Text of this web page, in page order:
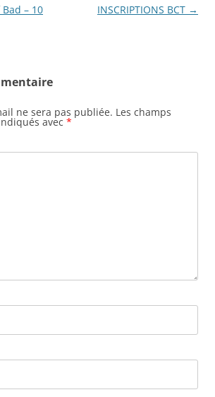
– 10
INSCRIPTIONS BCT →
ne sera pas publiée. Les champs
avec *